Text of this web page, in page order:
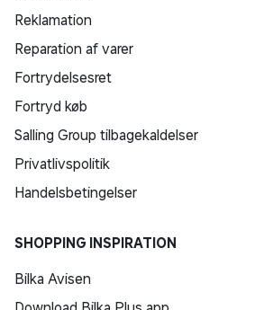
Reklamation
Reparation af varer
Fortrydelsesret
Fortryd køb
Salling Group tilbagekaldelser
Privatlivspolitik
Handelsbetingelser
SHOPPING INSPIRATION
Bilka Avisen